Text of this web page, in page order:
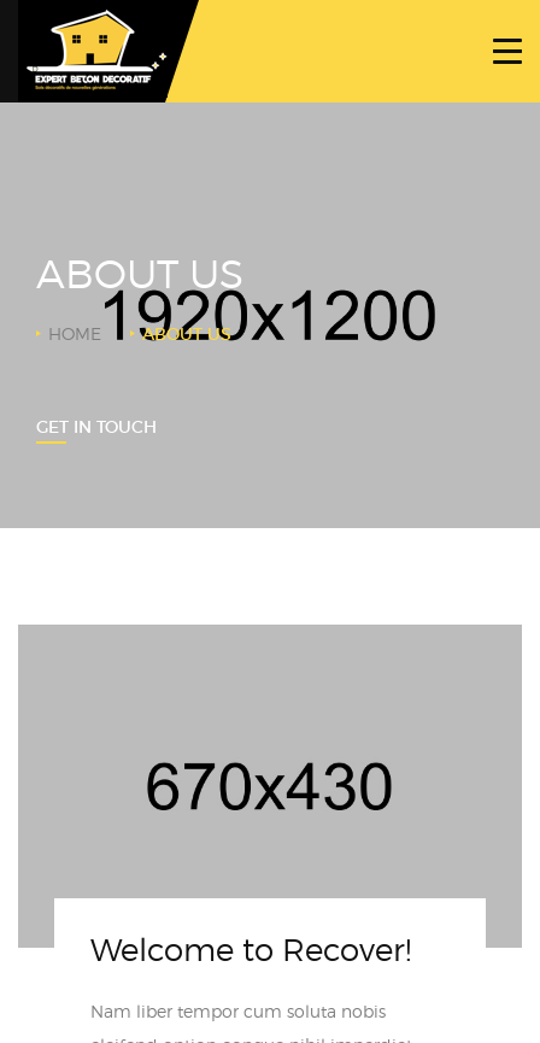
PROJETS
NOUS CONTACTER
ABOUT US
HOME ABOUT US
GET IN TOUCH
Welcome to Recover!
Nam liber tempor cum soluta nobis